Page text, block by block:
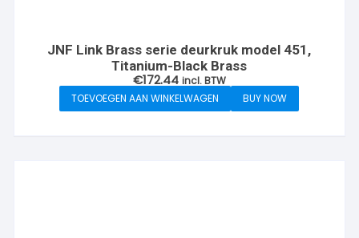
JNF Link Brass serie deurkruk model 451,
Titanium-Black Brass
€172.44 incl. BTW
TOEVOEGEN AAN WINKELWAGEN
BUY NOW